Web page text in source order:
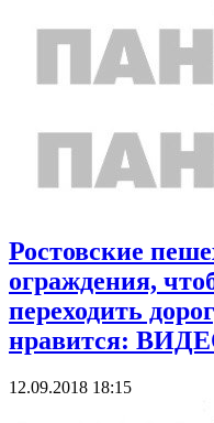
Ростовские
ограждения,
переходить
нравится:
12.09.2018 18:15